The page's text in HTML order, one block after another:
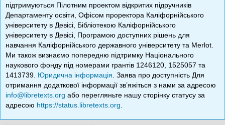
підтримуються Пілотним проектом відкритих підручників
Департаменту освіти, Офісом проректора Каліфорнійського
університету в Девісі, Бібліотекою Каліфорнійського
університету в Девісі, Програмою доступних рішень для
навчання Каліфорнійського державного університету та Merlot.
Ми також визнаємо попередню підтримку Національного
наукового фонду під номерами грантів 1246120, 1525057 та
1413739. Юридична інформація . Заява про доступність Для
отримання додаткової інформації зв’яжіться з нами за адресою
info@libretexts.org або перегляньте нашу сторінку статусу за
адресою https://status.libretexts.org